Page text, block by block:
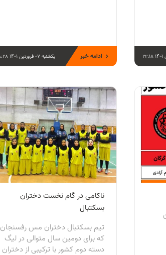
یکشنبه 07 فروردین 1401 08:28 ادامه خبر
ناكامی در گام نخست دختران
بسكتبال
تيم بسكتبال دختران مس رفسنجان
كه برای دومين سال متوالی در ليگ
دسته دوم كشور با تركيبی از دختران